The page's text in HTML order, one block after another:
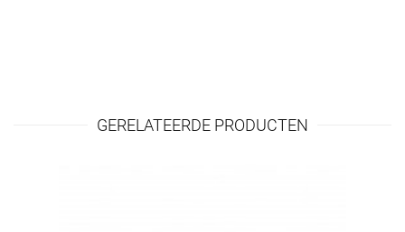
GERELATEERDE PRODUCTEN